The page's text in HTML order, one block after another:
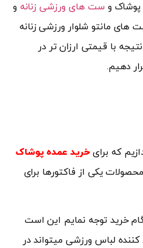
پوشاک و ست های ورزشی زنانه و
های مانتو شلوار ورزشی زنانه
با قیمتی ارزان تر در
دهیم.
که برایخرید عمده پوشاک
یکی از فاکتورها برای
خرید توجه نمایم این است
لباس ورزشی میتواند در